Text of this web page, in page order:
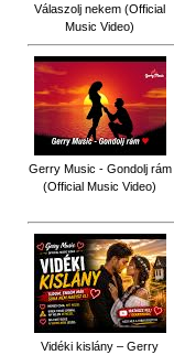
Válaszolj nekem (Official
Music Video)
Gerry Music - Gondolj rám
(Official Music Video)
Vidéki kislány – Gerry